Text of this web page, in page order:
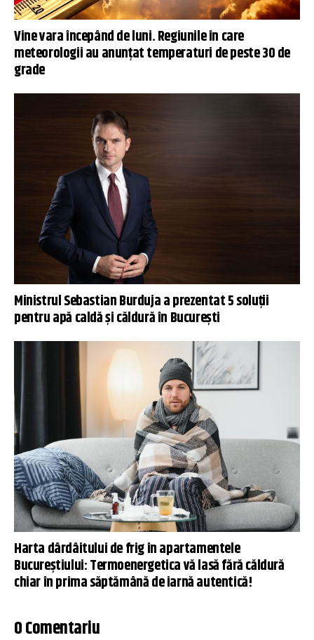
Vine vara începând de luni. Regiunile în care
meteorologii au anunțat temperaturi de peste 30 de
grade
Ministrul Sebastian Burduja a prezentat 5 soluții
pentru apă caldă și căldură în București
Harta dârdâitului de frig în apartamentele
Bucureștiului: Termoenergetica vă lasă fără căldură
chiar în prima săptămână de iarnă autentică!
0 Comentariu